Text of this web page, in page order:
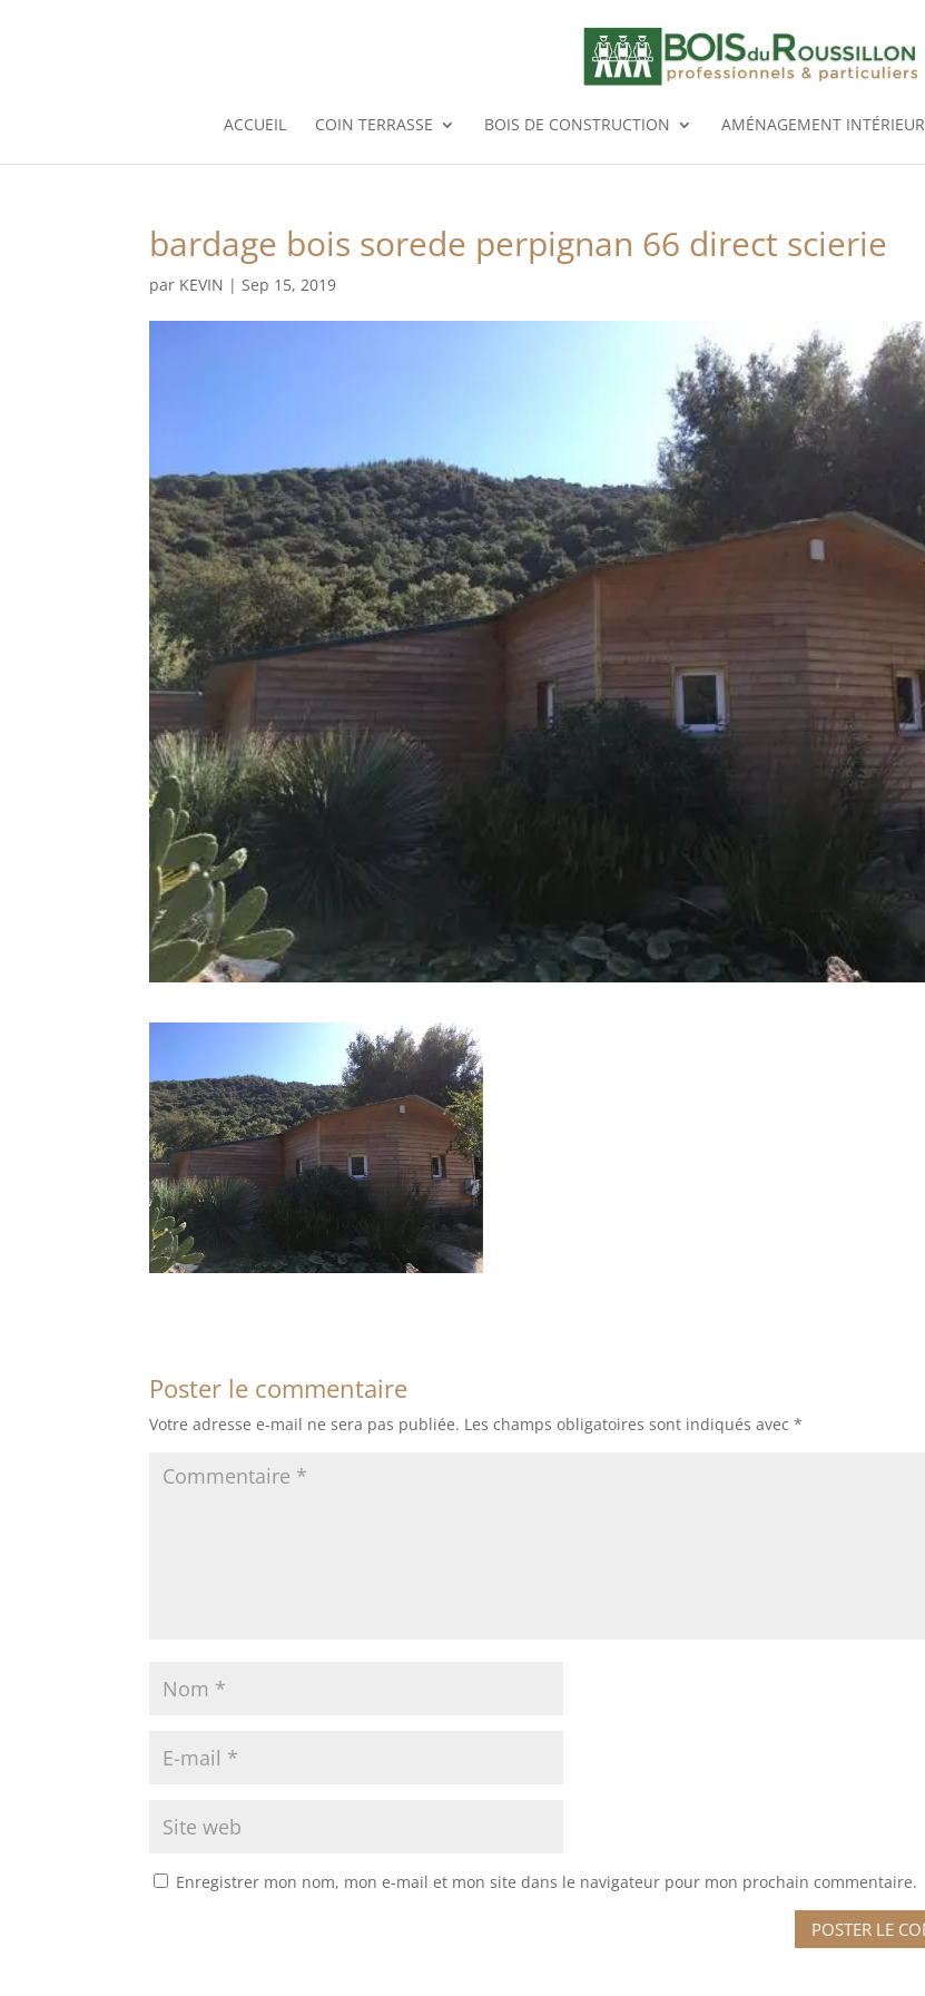
ACCUEIL COIN TERRASSE BOIS DE CONSTRUCTION AMÉNAGEMENT INTÉRIEUR
bardage bois sorede perpignan 66 direct scierie
par KEVIN |Sep 15, 2019
Poster le commentaire
Votre adresse e-mail ne sera pas publiée. Les champs obligatoires sont indiqués avec*
Enregistrer mon nom, mon e-mail et mon site dans le navigateur pour mon prochain commentaire.